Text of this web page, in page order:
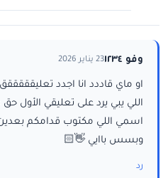
وفو ١٢٣٤ 23 يناير 2026
او ماي قاددد انا اجدد تعليقققققق
اللي يبي يرد على تعليقي الأول
اسمي اللي مكتوب قدامكم بعدين
وبسس باايي 👋🏻
رد